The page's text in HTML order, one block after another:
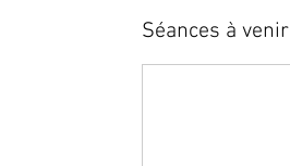
Séances à venir